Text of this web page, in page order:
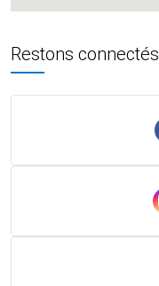
Restons connectés